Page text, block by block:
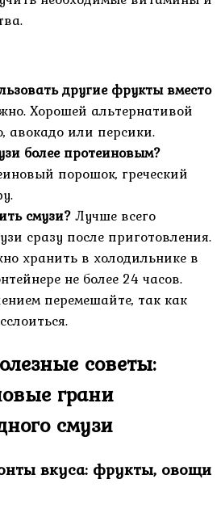
другие фрукты вместо
Хорошей альтернативой
авокадо или персики.
более протеиновым?
порошок, греческий
смузи?Лучше всего
сразу после приготовления.
хранить в холодильнике в
не более 24 часов.
перемешайте, так как
советы:
грани
смузи
вкуса: фрукты, овощи